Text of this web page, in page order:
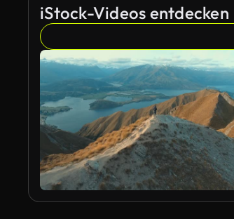
iStock-Videos entdecken